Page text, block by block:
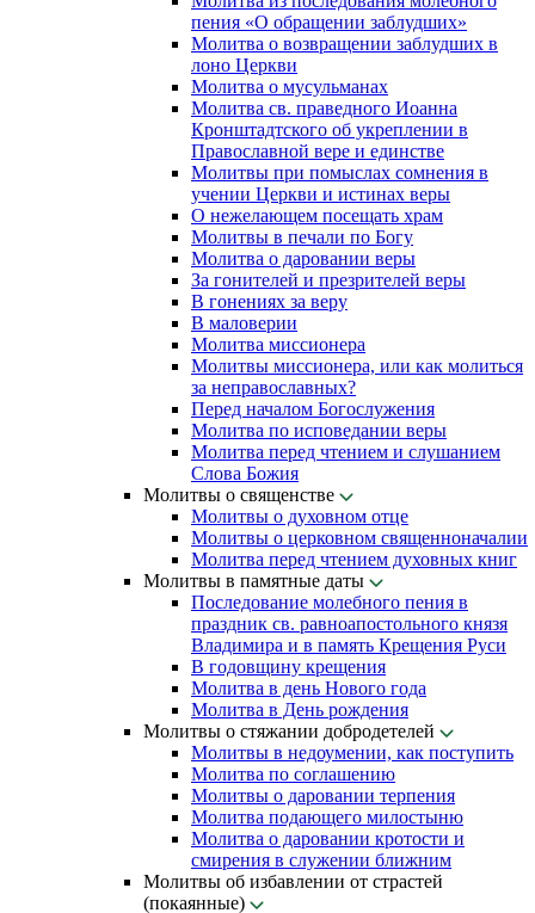
пения «О обращении заблудших»
Молитва о возвращении заблудших в
лоно Церкви
Молитва о мусульманах
Молитва св. праведного Иоанна
Кронштадтского об укреплении в
Православной вере и единстве
Молитвы при помыслах сомнения в
учении Церкви и истинах веры
О нежелающем посещать храм
Молитвы в печали по Богу
Молитва о даровании веры
За гонителей и презрителей веры
В гонениях за веру
В маловерии
Молитва миссионера
Молитвы миссионера, или как молиться
за неправославных?
Перед началом Богослужения
Молитва по исповедании веры
Молитва перед чтением и слушанием
Слова Божия
Молитвы о священстве
Молитвы о духовном отце
Молитвы о церковном священноначалии
Молитва перед чтением духовных книг
Молитвы в памятные даты
Последование молебного пения в
праздник св. равноапостольного князя
Владимира и в память Крещения Руси
В годовщину крещения
Молитва в день Нового года
Молитва в День рождения
Молитвы о стяжании добродетелей
Молитвы в недоумении, как поступить
Молитва по соглашению
Молитвы о даровании терпения
Молитва подающего милостыню
Молитва о даровании кротости и
смирения в служении ближним
Молитвы об избавлении от страстей
(покаянные)